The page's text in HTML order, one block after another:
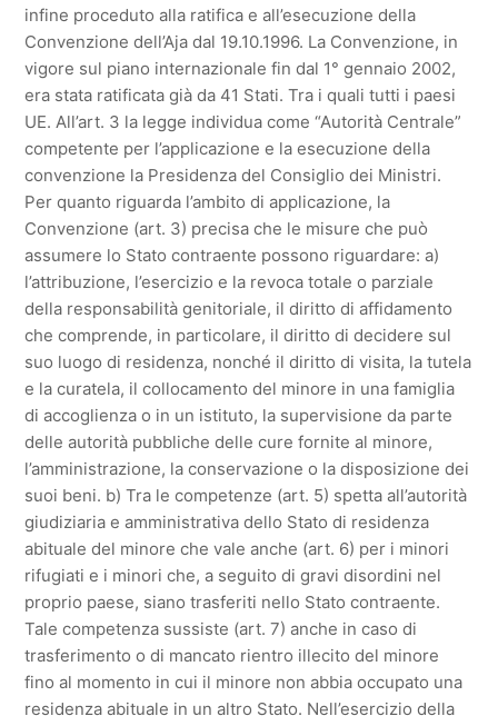
infine proceduto alla ratifica e all’esecuzione della
Convenzione dell’Aja dal 19.10.1996. La Convenzione, in
vigore sul piano internazionale fin dal 1° gennaio 2002,
era stata ratificata già da 41 Stati. Tra i quali tutti i paesi
UE. All’art. 3 la legge individua come “Autorità Centrale”
competente per l’applicazione e la esecuzione della
convenzione la Presidenza del Consiglio dei Ministri.
Per quanto riguarda l’ambito di applicazione, la
Convenzione (art. 3) precisa che le misure che può
assumere lo Stato contraente possono riguardare: a)
l’attribuzione, l’esercizio e la revoca totale o parziale
della responsabilità genitoriale, il diritto di affidamento
che comprende, in particolare, il diritto di decidere sul
suo luogo di residenza, nonché il diritto di visita, la tutela
e la curatela, il collocamento del minore in una famiglia
di accoglienza o in un istituto, la supervisione da parte
delle autorità pubbliche delle cure fornite al minore,
l’amministrazione, la conservazione o la disposizione dei
suoi beni. b) Tra le competenze (art. 5) spetta all’autorità
giudiziaria e amministrativa dello Stato di residenza
abituale del minore che vale anche (art. 6) per i minori
rifugiati e i minori che, a seguito di gravi disordini nel
proprio paese, siano trasferiti nello Stato contraente.
Tale competenza sussiste (art. 7) anche in caso di
trasferimento o di mancato rientro illecito del minore
fino al momento in cui il minore non abbia occupato una
residenza abituale in un altro Stato. Nell’esercizio della